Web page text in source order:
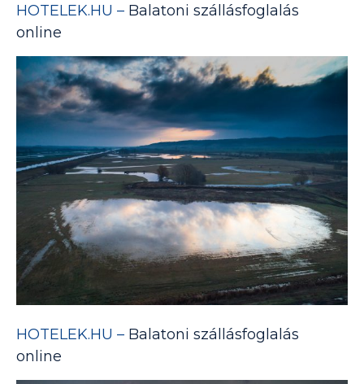
HOTELEK.HU – Balatoni szállásfoglalás
online
HOTELEK.HU – Balatoni szállásfoglalás
online